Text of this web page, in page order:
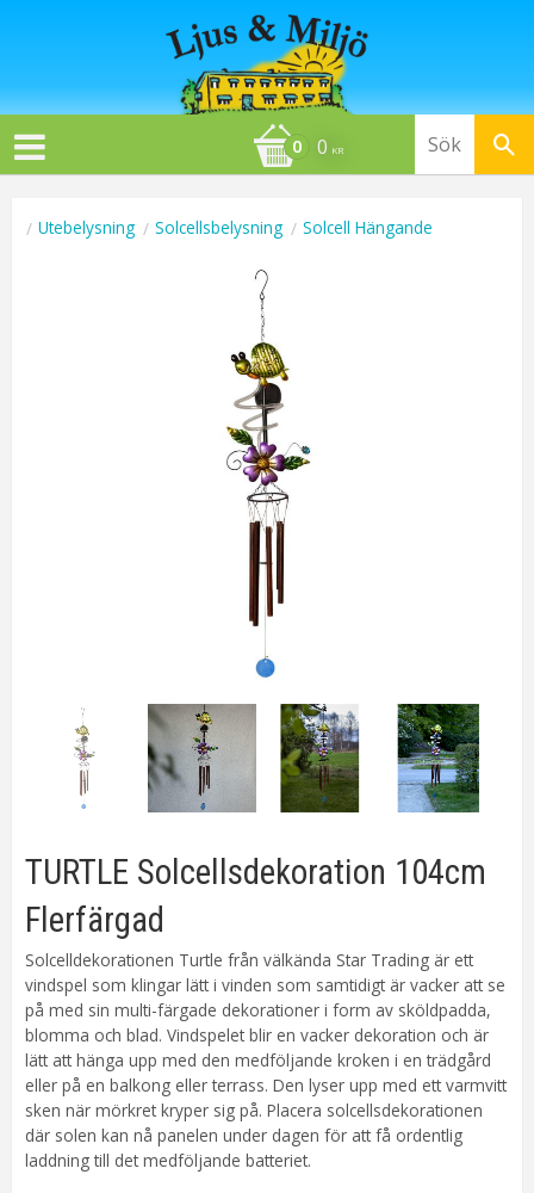
0 KR
Utebelysning Solcellsbelysning Solcell Hängande
TURTLE Solcellsdekoration 104cm
Flerfärgad
Solcelldekorationen Turtle från välkända Star Trading är ett
vindspel som klingar lätt i vinden som samtidigt är vacker att se
på med sin multi-färgade dekorationer i form av sköldpadda,
blomma och blad. Vindspelet blir en vacker dekoration och är
lätt att hänga upp med den medföljande kroken i en trädgård
eller på en balkong eller terrass. Den lyser upp med ett varmvitt
sken när mörkret kryper sig på. Placera solcellsdekorationen
där solen kan nå panelen under dagen för att få ordentlig
laddning till det medföljande batteriet.